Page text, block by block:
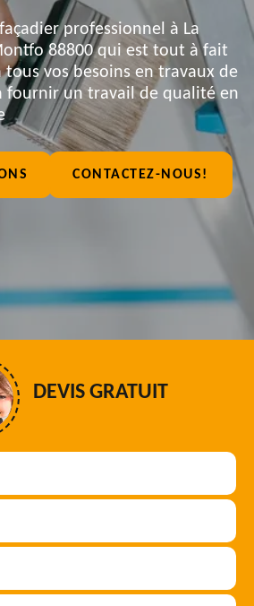
professionnel à La
88800 qui est tout à fait
vos besoins en travaux de
fournir un travail de qualité en
CONTACTEZ-NOUS!
DEVIS GRATUIT